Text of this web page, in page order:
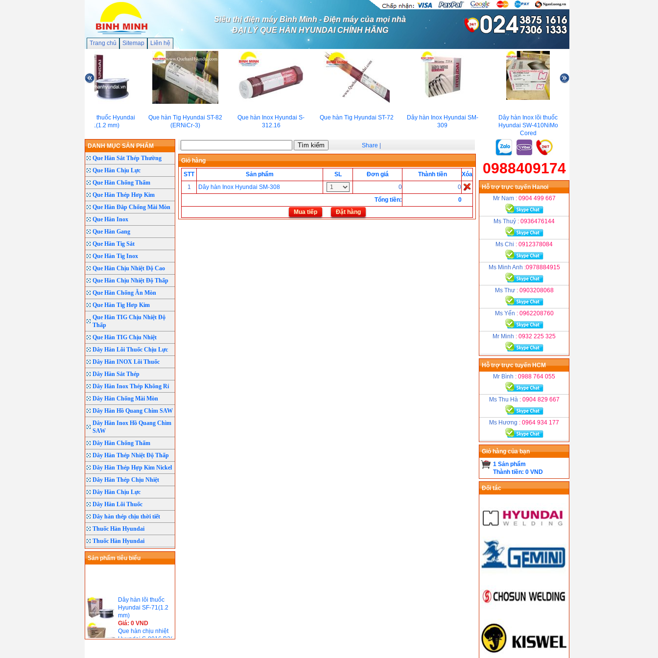
Siêu thị điện máy Bình Minh - Điện máy của mọi nhà
ĐẠI LÝ QUE HÀN HYUNDAI CHÍNH HÃNG
Trang chủ Sitemap Liên hệ
Dây hàn lõi thuốc Hyundai
SF-71(1.2 mm)
Que hàn Tig Hyundai ST-82
(ERNiCr-3)
Que hàn Inox Hyundai S-
312.16
Que hàn Tig Hyundai ST-72
Dây hàn Inox Hyundai SM-
309
Dây hàn Inox lõi thuốc
Hyundai SW-410NiMo
Cored
DANH MỤC SẢN PHẨM
Que Hàn Sắt Thép Thường
Que Hàn Chịu Lực
Que Hàn Chống Thấm
Que Hàn Thép Hơp Kim
Que Hàn Đắp Chống Mài Mòn
Que Hàn Inox
Que Hàn Gang
Que Hàn Tig Sắt
Que Hàn Tig Inox
Que Hàn Chịu Nhiệt Độ Cao
Que Hàn Chịu Nhiệt Độ Thấp
Que Hàn Chống Ăn Mòn
Que Hàn Tig Hơp Kim
Que Hàn TIG Chịu Nhiệt Độ
Thấp
Que Hàn TIG Chịu Nhiệt
Dây Hàn Lõi Thuốc Chịu Lực
Dây Hàn INOX Lõi Thuốc
Dây Hàn Sắt Thép
Dây Hàn Inox Thép Không Rỉ
Dây Hàn Chống Mài Mòn
Dây Hàn Hồ Quang Chìm SAW
Dây Hàn Inox Hồ Quang Chìm
SAW
Dây Hàn Chống Thấm
Dây Hàn Thép Nhiệt Độ Thấp
Dây Hàn Thép Hợp Kim Nickel
Dây Hàn Thép Chịu Nhiệt
Dây Hàn Chịu Lực
Dây Hàn Lõi Thuốc
Dây hàn thép chịu thời tiết
Thuốc Hàn Hyundai
Thuốc Hàn Hyundai
Sản phẩm tiêu biểu
Dây hàn lõi thuốc
Hyundai SF-71(1.2
mm)
Giá: 0 VND
Que hàn chịu nhiệt
Hyundai S-8016.B2(
Share
Giỏ hàng
STT
Sản phẩm SL Đơn giá Thành tiền
Xóa
1
Dây hàn Inox Hyundai SM-308 0
0
Tổng tiền:
0
Mua tiếp
Đặt hàng
0988409174
Hỗ trợ trực tuyến Hanoi
Mr Nam : 0904 499 667
Ms Thuỷ : 0936476144
Ms Chi : 0912378084
Ms Minh Anh :0978884915
Ms Thư : 0903208068
Ms Yến : 0962208760
Mr Minh : 0932 225 325
Hỗ trợ trực tuyến HCM
Mr Bình : 0988 764 055
Ms Thu Hà : 0904 829 667
Ms Hương : 0964 934 177
Giỏ hàng của bạn
1 Sản phẩm
Thành tiền: 0 VND
Đối tác